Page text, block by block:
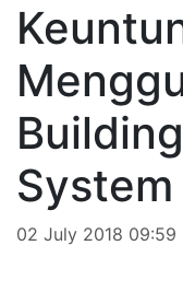
System
02 July 2018 09:59